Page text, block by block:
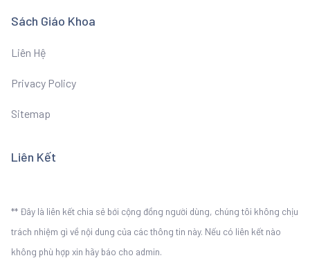
Sách Giáo Khoa
Liên Hệ
Privacy Policy
Sitemap
Liên Kết
** Đây là liên kết chia sẻ bới cộng đồng người dùng, chúng tôi không chịu
trách nhiệm gì về nội dung của các thông tin này. Nếu có liên kết nào
không phù hợp xin hãy báo cho admin.